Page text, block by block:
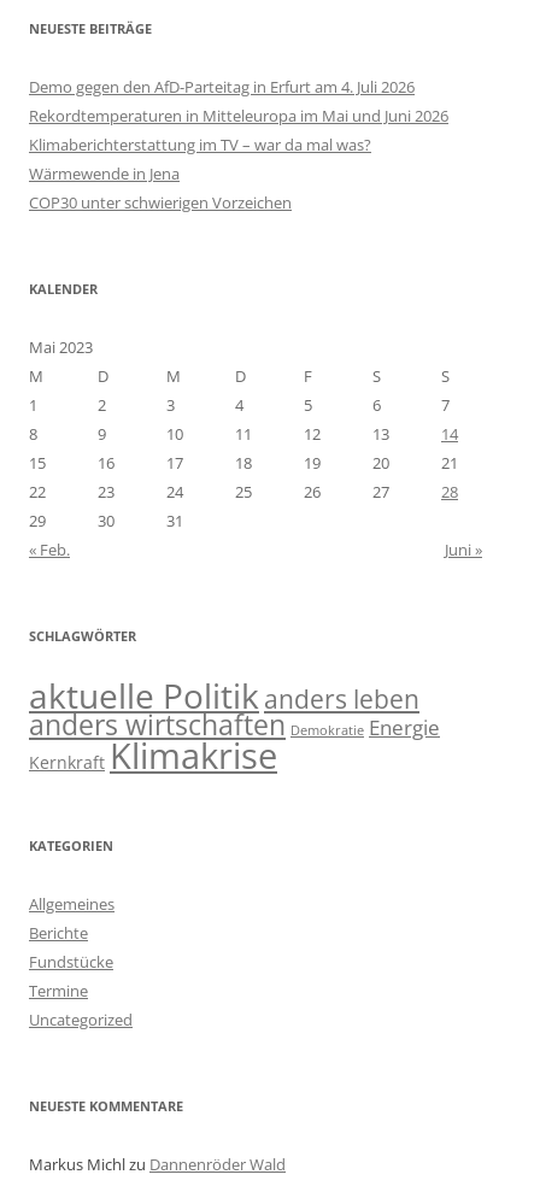
NEUESTE BEITRÄGE
Demo gegen den AfD-Parteitag in Erfurt am 4. Juli 2026
Rekordtemperaturen in Mitteleuropa im Mai und Juni 2026
Klimaberichterstattung im TV – war da mal was?
Wärmewende in Jena
COP30 unter schwierigen Vorzeichen
KALENDER
Mai 2023
M
D M D F S
S
1
2 3 4 5 6
7
8
9 10 11 12 13
14
15
16 17 18 19 20
21
22
23 24 25 26 27
28
29
30
31
« Feb.
Juni »
SCHLAGWÖRTER
aktuelle Politik anders leben
anders wirtschaften Demokratie Energie
Kernkraft Klimakrise
KATEGORIEN
Allgemeines
Berichte
Fundstücke
Termine
Uncategorized
NEUESTE KOMMENTARE
Markus Michlzu Dannenröder Wald